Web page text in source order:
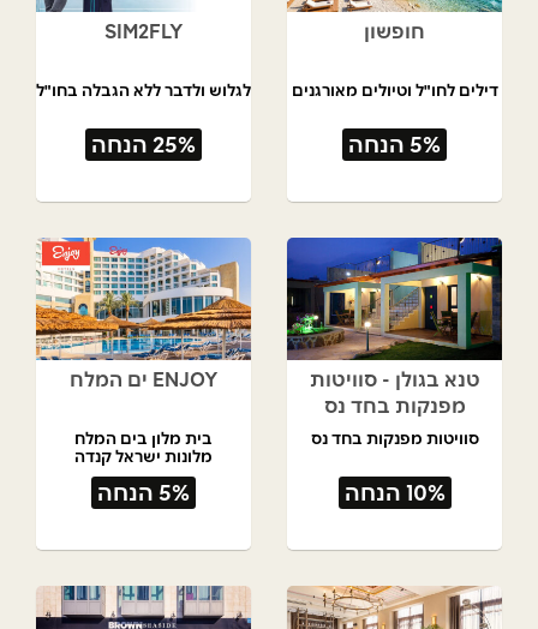
חופשון
דילים לחו"ל וטיולים מאורגנים
5% הנחה
SIM2FLY
לגלוש ולדבר ללא הגבלה בחו"ל
25% הנחה
טנא בגולן - סוויטות
מפנקות בחד נס
סוויטות מפנקות בחד נס
10% הנחה
ENJOY ים המלח
בית מלון בים המלח
מלונות ישראל קנדה
5% הנחה